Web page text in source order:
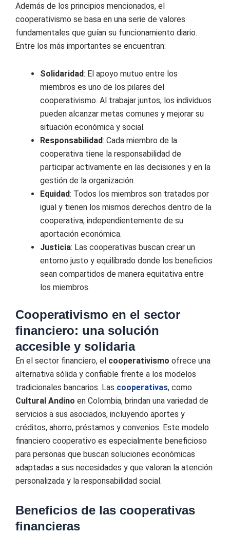
Además de los principios mencionados, el
cooperativismo se basa en una serie de valores
fundamentales que guían su funcionamiento diario.
Entre los más importantes se encuentran:
Solidaridad: El apoyo mutuo entre los
miembros es uno de los pilares del
cooperativismo. Al trabajar juntos, los individuos
pueden alcanzar metas comunes y mejorar su
situación económica y social.
Responsabilidad: Cada miembro de la
cooperativa tiene la responsabilidad de
participar activamente en las decisiones y en la
gestión de la organización.
Equidad: Todos los miembros son tratados por
igual y tienen los mismos derechos dentro de la
cooperativa, independientemente de su
aportación económica.
Justicia: Las cooperativas buscan crear un
entorno justo y equilibrado donde los beneficios
sean compartidos de manera equitativa entre
los miembros.
Cooperativismo en el sector
financiero: una solución
accesible y solidaria
En el sector financiero, el cooperativismo ofrece una
alternativa sólida y confiable frente a los modelos
tradicionales bancarios. Las cooperativas, como
Cultural Andino en Colombia, brindan una variedad de
servicios a sus asociados, incluyendo aportes y
créditos, ahorro, préstamos y convenios. Este modelo
financiero cooperativo es especialmente beneficioso
para personas que buscan soluciones económicas
adaptadas a sus necesidades y que valoran la atención
personalizada y la responsabilidad social.
Beneficios de las cooperativas
financieras